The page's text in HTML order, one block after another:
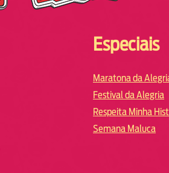
Especiais
Maratona da
Festival da Alegria
Respeita Minha
Semana Maluca